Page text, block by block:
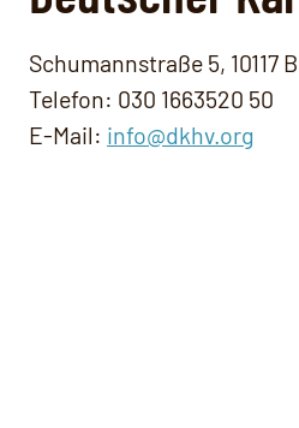
Schumannstraße 5, 10117
Telefon: 030 1663520 50
E-Mail: info@dkhv.org